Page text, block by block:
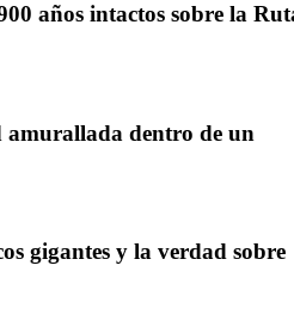
años intactos sobre la
dentro de un
gigantes y la verdad sobre